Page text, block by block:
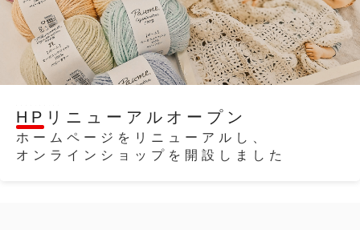
HPリニューアルオープン
ホームページをリニューアルし、
オンラインショップを開設しました